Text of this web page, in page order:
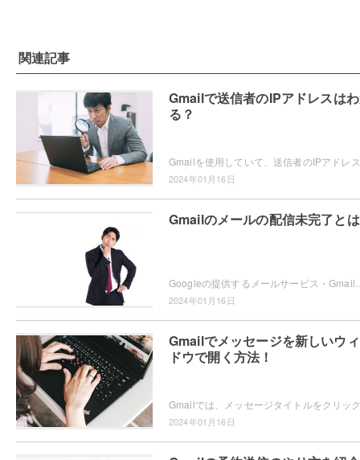
関連記事
Gmailで送信者のIPアドレスは
る？
2024年01月16日
Gmailのメールの配信未完了と
2024年01月16日
Gmailでメッセージを新しいウ
ドウで開く方法！
2024年01月16日